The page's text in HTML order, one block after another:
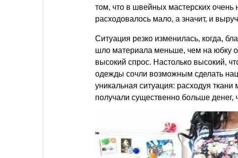
том, что в швейных мастерских
расходовалось мало, а значит, и
Ситуация резко изменилась, когда,
шло материала меньше, чем на юбку
высокий спрос. Настолько высокий,
одежды сочли возможным сделать
уникальная ситуация: расходуя
получали существенно больше денег,